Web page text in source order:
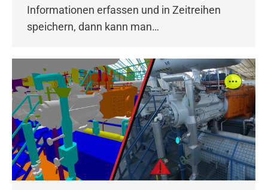
Informationen erfassen und in Zeitreihen
speichern, dann kann man…